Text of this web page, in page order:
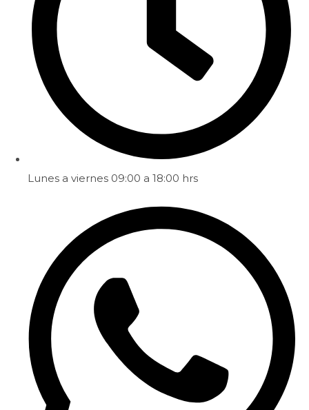
Lunes a viernes 09:00 a 18:00 hrs